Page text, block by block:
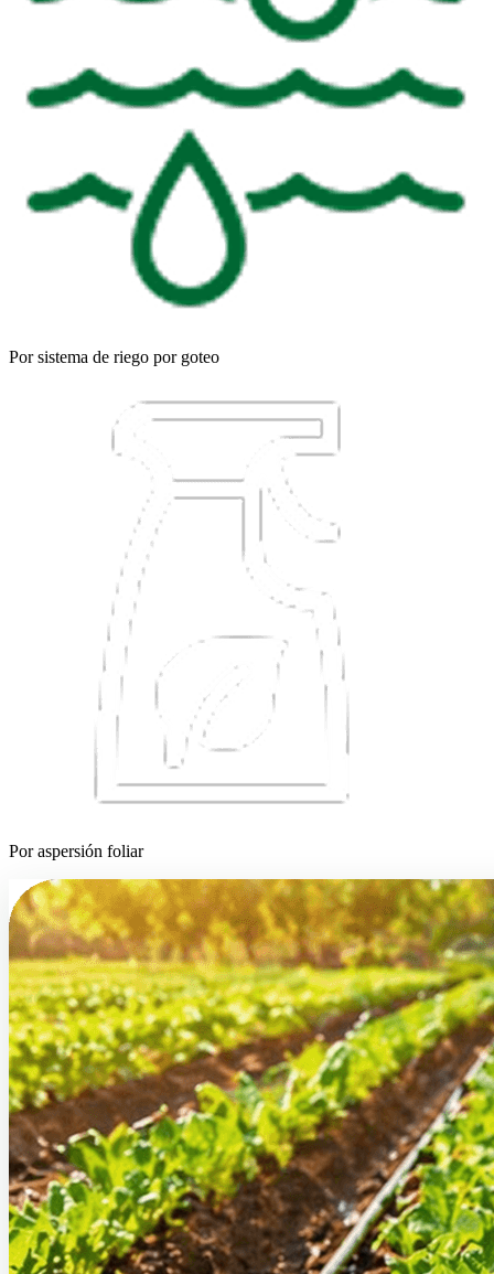
Por sistema de riego por goteo
Por aspersión foliar